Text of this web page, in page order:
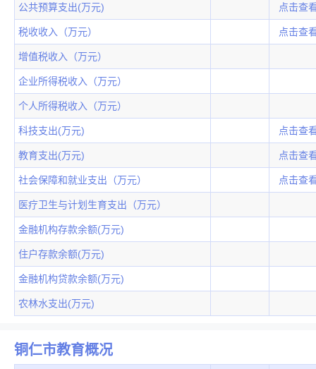
公共预算支出(万元) 点击查
税收收入（万元） 点击查
增值税收入（万元）
企业所得税收入（万元）
个人所得税收入（万元）
科技支出(万元) 点击查
教育支出(万元) 点击查
社会保障和就业支出（万元） 点击查
医疗卫生与计划生育支出（万元）
金融机构存款余额(万元)
住户存款余额(万元)
金融机构贷款余额(万元)
农林水支出(万元)
铜仁市教育概况